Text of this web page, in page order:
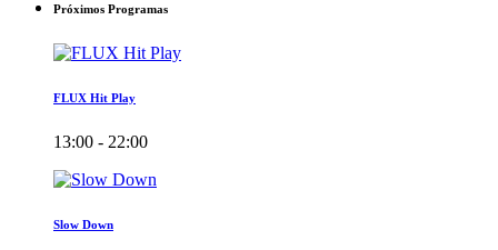
Próximos Programas
FLUX Hit Play
13:00 - 22:00
Slow Down